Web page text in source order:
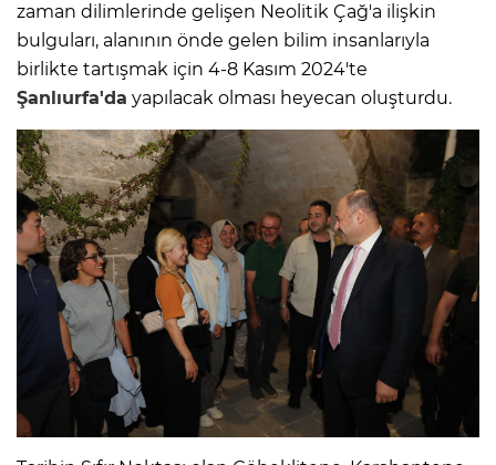
zaman dilimlerinde gelişen Neolitik Çağ'a ilişkin
bulguları, alanının önde gelen bilim insanlarıyla
birlikte tartışmak için 4-8 Kasım 2024'te
Şanlıurfa'da yapılacak olması heyecan oluşturdu.